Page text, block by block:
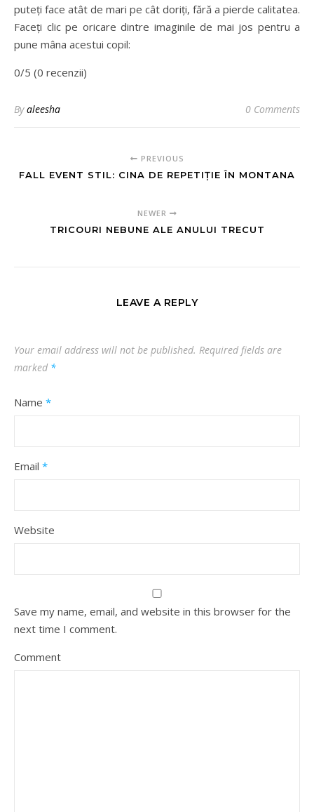
puteți face atât de mari pe cât doriți, fără a pierde calitatea.
Faceți clic pe oricare dintre imaginile de mai jos pentru a
pune mâna acestui copil:
0/5 (0 recenzii)
Byaleesha 0 Comments
PREVIOUS
FALL EVENT STIL: CINA DE REPETIȚIE ÎN MONTANA
NEWER
TRICOURI NEBUNE ALE ANULUI TRECUT
LEAVE A REPLY
Your email address will not be published. Required fields are
marked *
Name *
Email *
Website
Save my name, email, and website in this browser for the
next time I comment.
Comment